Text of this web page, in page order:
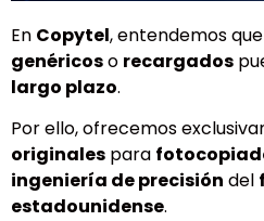
En Copytel, entendemos
genéricoso recargados
largo plazo.
Por ello, ofrecemos
originales para
ingeniería de precisión del
estadounidense.